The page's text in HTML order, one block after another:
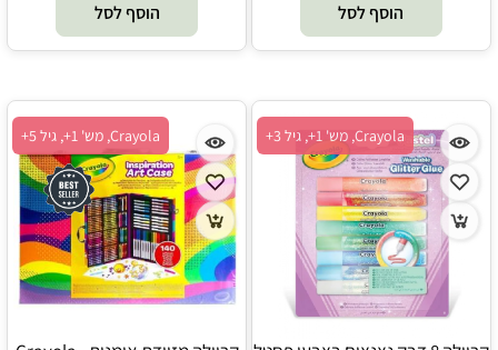
הוסף לסל הוסף לסל
Crayola, מש' 1+, גיל 3+ Crayola, מש' 1+, גיל 5+